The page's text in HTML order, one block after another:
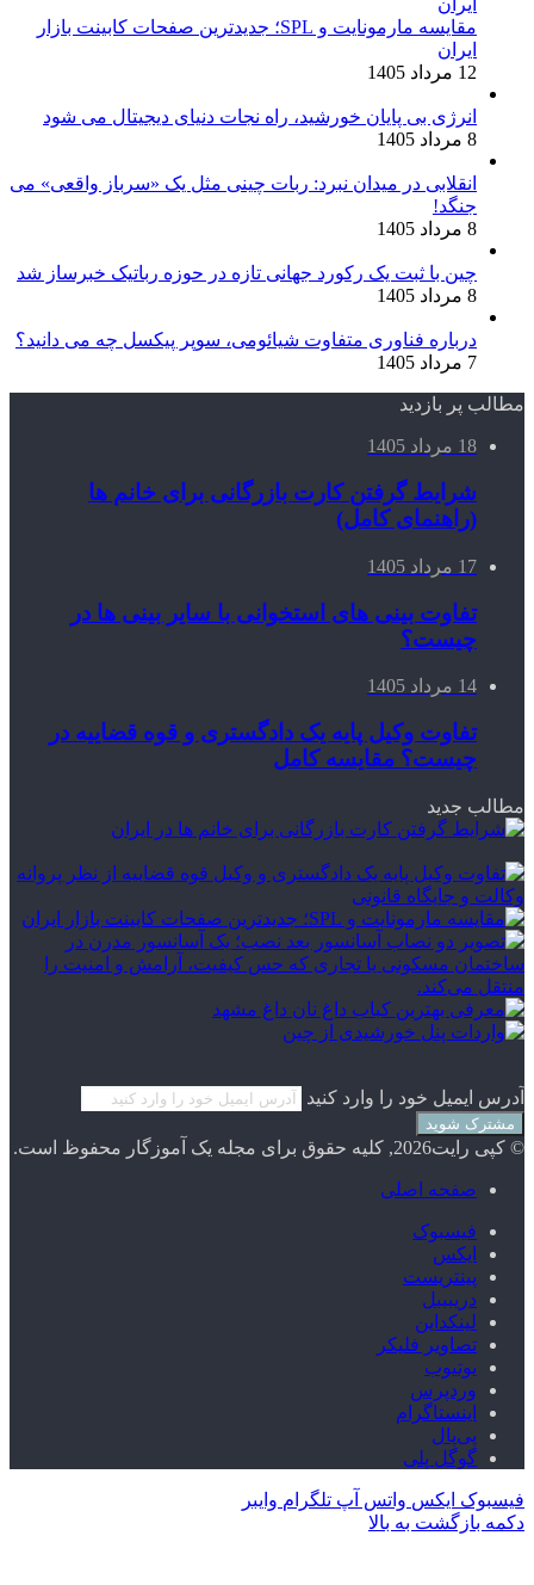
مقایسه مارمونایت و SPL؛ جدیدترین صفحات کابینت بازار
ایران
12 مرداد 1405
انرژی بی‌ پایان خورشید، راه نجات دنیای دیجیتال می شود
8 مرداد 1405
انقلابی در میدان نبرد: ربات چینی مثل یک «سرباز واقعی» می‌
جنگد!
8 مرداد 1405
چین با ثبت یک رکورد جهانی تازه در حوزه رباتیک خبرساز شد
8 مرداد 1405
درباره فناوری متفاوت شیائومی، سوپر پیکسل چه می دانید؟
7 مرداد 1405
مطالب پر بازدید
18 مرداد 1405
شرایط گرفتن کارت بازرگانی برای خانم ها
(راهنمای کامل)
17 مرداد 1405
تفاوت بینی های استخوانی با سایر بینی ها در
چیست؟
14 مرداد 1405
تفاوت وکیل پایه یک دادگستری و قوه قضاییه در
چیست؟ مقایسه کامل
مطالب جدید
آدرس ایمیل خود را وارد کنید
© کپی رایت2026, کلیه حقوق برای مجله یک آموزگار محفوظ است.
صفحه اصلی
فیسبوک
ایکس
پینتریست
دریبببل
لینکداین
تصاویر فلیکر
یوتیوب
وردپرس
اینستاگرام
پی‌پال
گوگل پلی
فیسبوک ایکس واتس آپ تلگرام وایبر
دکمه بازگشت به بالا